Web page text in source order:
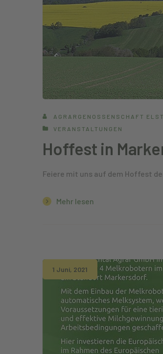
AGRARGENOSSENSCHAFT
VERANSTALTUNGEN
Hoffest in
Feiere mit uns auf dem Hoffest
Mehr lesen
1 Juni, 2021